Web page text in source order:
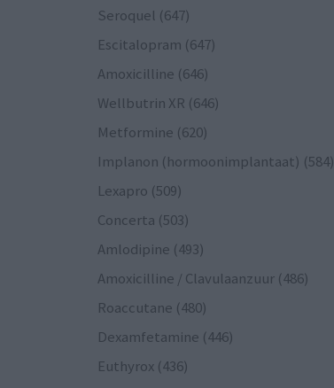
Seroquel (647)
Escitalopram (647)
Amoxicilline (646)
Wellbutrin XR (646)
Metformine (620)
Implanon (hormoonimplantaat) (584)
Lexapro (509)
Concerta (503)
Amlodipine (493)
Amoxicilline / Clavulaanzuur (486)
Roaccutane (480)
Dexamfetamine (446)
Euthyrox (436)